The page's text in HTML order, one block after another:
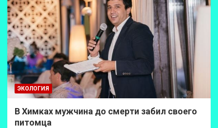
ЭКОЛОГИЯ
В Химках мужчина до смерти забил своего
питомца